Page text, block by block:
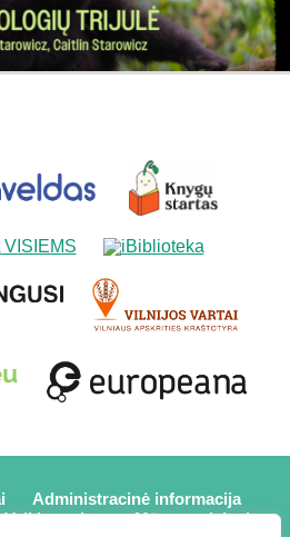
Administracinė informacija
Veiklos sritys
Mūsų projektai